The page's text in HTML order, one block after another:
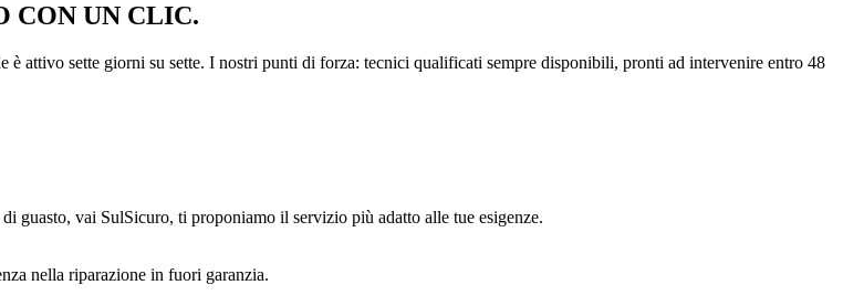
CON UN CLIC.
attivo sette giorni su sette. I nostri punti di forza: tecnici qualificati sempre disponibili, pronti ad intervenire entro 48
guasto, vai SulSicuro, ti proponiamo il servizio più adatto alle tue esigenze.
nella riparazione in fuori garanzia.